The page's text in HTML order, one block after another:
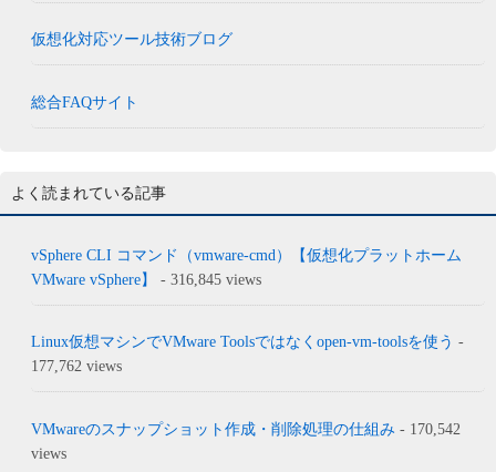
仮想化対応ツール技術ブログ
総合FAQサイト
よく読まれている記事
vSphere CLI コマンド（vmware-cmd）【仮想化プラットホーム
VMware vSphere】
- 316,845 views
Linux仮想マシンでVMware Toolsではなくopen-vm-toolsを使う -
177,762 views
VMwareのスナップショット作成・削除処理の仕組み - 170,542
views